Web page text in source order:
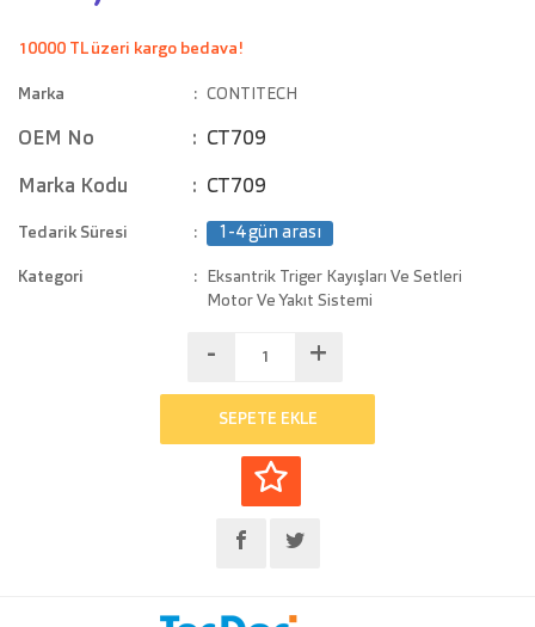
10000 TL üzeri kargo bedava!
Marka CONTITECH
OEM No CT709
Marka Kodu CT709
Tedarik Süresi 1-4 gün arası
Kategori
Eksantrik Triger Kayışları Ve Setleri
Motor Ve Yakıt Sistemi
- +
SEPETE EKLE